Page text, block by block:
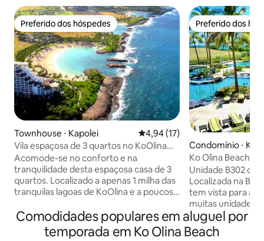
Preferido dos hóspedes
Preferido dos hóspedes
Townhouse ⋅ Kapolei 4,94 de uma avaliação média
4,94 (17)
Vila espaçosa de 3 quartos no KoOlina
Resort~Golfe, praia e jantar
Acomode-se no conforto e na
tranquilidade desta espaçosa casa de 3
quartos. Localizado a apenas 1 milha das
tranquilas lagoas de KoOlina e a poucos
internacional. Relaxe na piscina,
recarregue as energias na banheira de
hidromassagem e aproveite uma casa
Preferido dos
Preferido dos
Condomínio ⋅
Ko Olina Beach
| Piscina do resort!
Unidade B302 do
Localizada na
tem vista para a
muitas unidades
fica na torre mais
oferecendo vista
pôr do sol
Comodidades populares em aluguel por
temporada em Ko Olina Beach